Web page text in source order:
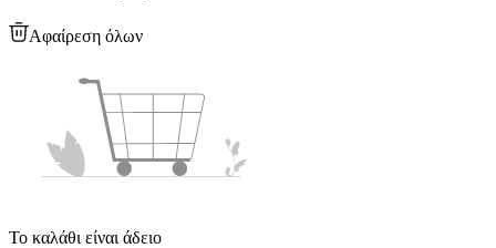
Αφαίρεση όλων
Το καλάθι είναι άδειο